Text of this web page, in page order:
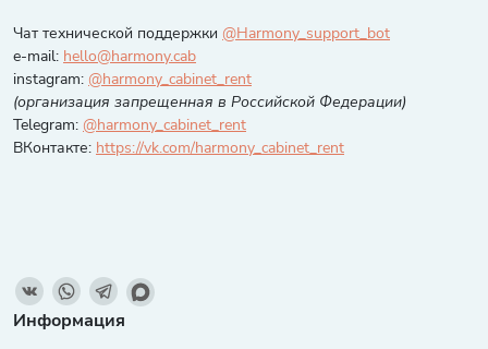
Чат технической поддержки @Harmony_support_bot
e-mail: hello@harmony.cab
instagram: @harmony_cabinet_rent
(организация запрещенная в Российской Федерации)
Telegram: @harmony_cabinet_rent
ВКонтакте: https://vk.com/harmony_cabinet_rent
Информация